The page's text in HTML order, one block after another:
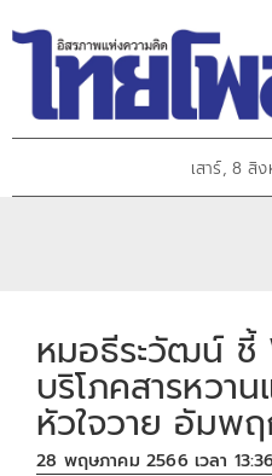
เสาร์, 8 สิ
หมอธีระวัฒน์ ชี้
บริโภคสารหวา
หัวใจวาย อัมพ
28 พฤษภาคม 2566 เวลา